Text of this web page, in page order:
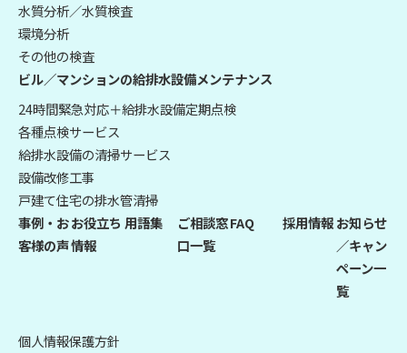
水質分析／水質検査
環境分析
その他の検査
ビル／マンションの給排水設備メンテナンス
24時間緊急対応＋給排水設備定期点検
各種点検サービス
給排水設備の清掃サービス
設備改修工事
戸建て住宅の排水管清掃
事例・お
客様の声
お役立ち
情報
用語集
ご相談窓
口一覧
FAQ 採用情報お知らせ
／キャン
ペーン一
覧
個人情報保護方針